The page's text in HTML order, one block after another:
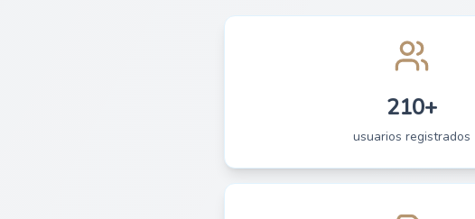
210+
usuarios registrados